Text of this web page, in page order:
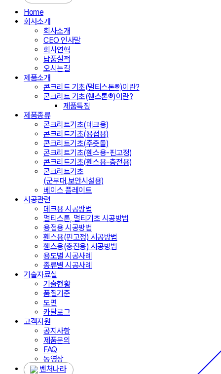
Home
회사소개
회사소개
CEO 인사말
회사연혁
납품실적
오시는길
제품소개
콘크리트 기초(멀티스톤®)이란?
콘크리트 기초(휀스톤®)이란?
제품특징
제품종류
콘크리트기초(데크용)
콘크리트기초(용접용)
콘크리트기초(주춧돌)
콘크리트기초(휀스용-핀고정)
콘크리트기초(휀스용-충전용)
콘크리트기초
(군부대,보안시설용)
베이스 플레이트
시공관련
데크용 시공방법
멀티스톤, 멀티기초 시공방법
용접용 시공방법
휀스용(핀고정) 시공방법
휀스용(충전용) 시공방법
용도별 시공사례
종류별 시공사례
기술자료실
기술현황
품질기준
도면
카달로그
고객지원
공지사항
제품문의
FAQ
동영상
벤처나라